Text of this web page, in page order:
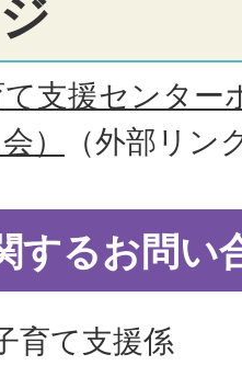
支援センター
）
（外部リン
するお問い
育て支援係